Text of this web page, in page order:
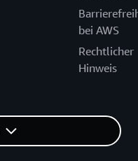
bei AWS
Rechtlicher
Hinweis